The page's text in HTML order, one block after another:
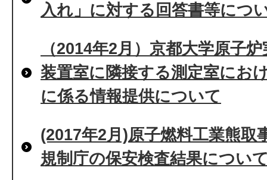
入れ」に対する回答書等につ
（2014年2月）京都大学原子
装置室に隣接する測定室にお
に係る情報提供について
(2017年2月)原子燃料工業熊取
規制庁の保安検査結果につい